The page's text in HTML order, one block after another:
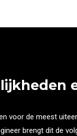
voor de meest
brengt dit de